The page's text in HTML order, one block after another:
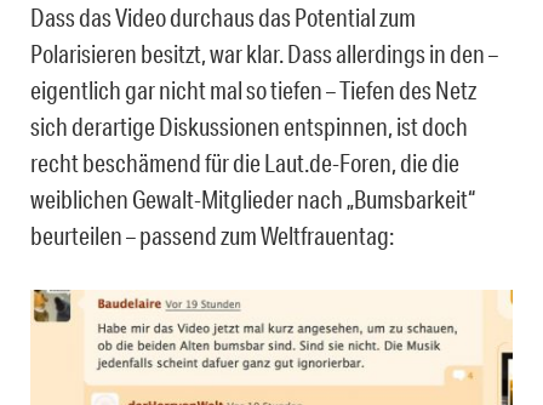
Dass das Video durchaus das Potential zum
Polarisieren besitzt, war klar. Dass allerdings in den –
eigentlich gar nicht mal so tiefen – Tiefen des Netz
sich derartige Diskussionen entspinnen, ist doch
recht beschämend für die Laut.de-Foren, die die
weiblichen Gewalt-Mitglieder nach „Bumsbarkeit“
beurteilen – passend zum Weltfrauentag: